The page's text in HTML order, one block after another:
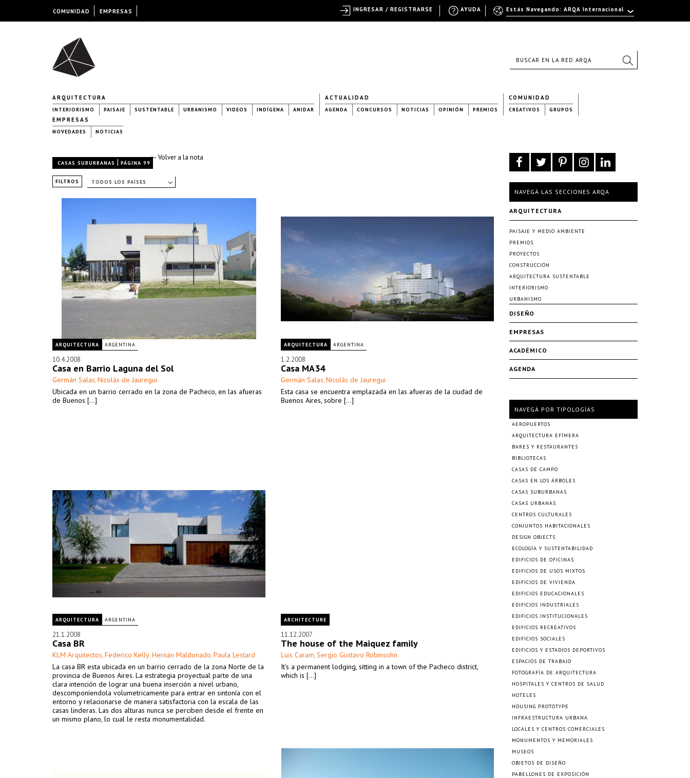
ARQUITECTURA
INTERIORISMO PAISAJE SUSTENTABLE URBANISMO VIDEOS INDÍGENA ANIDAR
ACTUALIDAD
AGENDA CONCURSOS NOTICIAS OPINIÓN PREMIOS
COMUNIDAD
CREATIVOS GRUPOS
EMPRESAS
NOVEDADES NOTICIAS
← Volver a la nota
CASAS SUBURBANAS | PÁGINA 99
FILTROS TODOS LOS PAÍSES
ARQUITECTURA ARGENTINA
10.4.2008
Casa en Barrio Laguna del Sol
Germán Salas, Nicolás de Jauregui
Ubicada en un barrio cerrado en la zona de Pacheco, en las afueras
de Buenos [...]
ARQUITECTURA ARGENTINA
1.2.2008
Casa MA34
Germán Salas, Nicolás de Jauregui
Esta casa se encuentra emplazada en las afueras de la ciudad de
Buenos Aires, sobre [...]
ARQUITECTURA ARGENTINA
21.1.2008
Casa BR
KLM Arquitectos, Federico Kelly, Hernán Maldonado, Paula Lestard
La casa BR esta ubicada en un barrio cerrado de la zona Norte de la
provincia de Buenos Aires. La estrategia proyectual parte de una
clara intención de lograr una buena inserción a nivel urbano,
descomponíendola volumetricamente para entrar en sintonía con el
entorno y relacionarse de manera satisfactoria con la escala de las
casas linderas. Las dos alturas nunca se perciben desde el frente en
un mismo plano, lo cual le resta monumentalidad.
ARCHITECTURE
11.12.2007
The house of the Maiquez family
Luis Caram, Sergio Gustavo Robinsohn
It’s a permanent lodging, sitting in a town of the Pacheco district,
which is [...]
NAVEGÁ LAS SECCIONES ARQA
ARQUITECTURA
PAISAJE Y MEDIO AMBIENTE
PREMIOS
PROYECTOS
CONSTRUCCIÓN
ARQUITECTURA SUSTENTABLE
INTERIORISMO
URBANISMO
DISEÑO
EMPRESAS
ACADÉMICO
AGENDA
NAVEGÁ POR TIPOLOGÍAS
AEROPUERTOS
ARQUITECTURA EFÍMERA
BARES Y RESTAURANTES
BIBLIOTECAS
CASAS DE CAMPO
CASAS EN LOS ÁRBOLES
CASAS SUBURBANAS
CASAS URBANAS
CENTROS CULTURALES
CONJUNTOS HABITACIONALES
DESIGN OBJECTS
ECOLOGÍA Y SUSTENTABILIDAD
EDIFICIOS DE OFICINAS
EDIFICIOS DE USOS MIXTOS
EDIFICIOS DE VIVIENDA
EDIFICIOS EDUCACIONALES
EDIFICIOS INDUSTRIALES
EDIFICIOS INSTITUCIONALES
EDIFICIOS RECREATIVOS
EDIFICIOS SOCIALES
EDIFICIOS Y ESTADIOS DEPORTIVOS
ESPACIOS DE TRABAJO
FOTOGRAFÍA DE ARQUITECTURA
HOSPITALES Y CENTROS DE SALUD
HOTELES
HOUSING PROTOTYPE
INFRAESTRUCTURA URBANA
LOCALES Y CENTROS COMERCIALES
MONUMENTOS Y MEMORIALES
MUSEOS
OBJETOS DE DISEÑO
PABELLONES DE EXPOSICIÓN
COMUNIDAD EMPRESAS Estás Navegando: ARQA Internacional
AYUDA
INGRESAR / REGISTRARSE